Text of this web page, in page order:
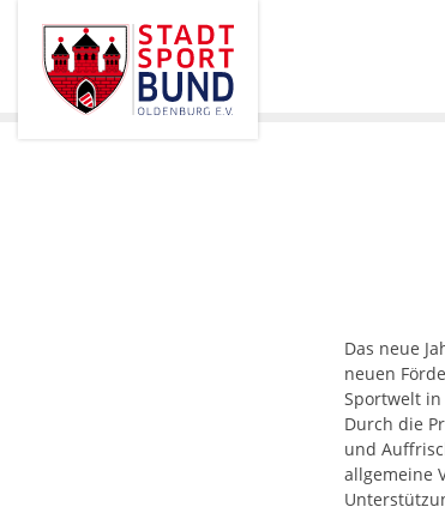
Das neue
neuen
Sportwelt
Durch die
und
allgemeine